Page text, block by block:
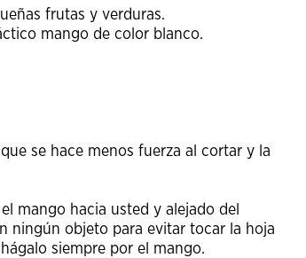
frutas y verduras.
mango de color blanco.
se hace menos fuerza al cortar y la
mango hacia usted y alejado del
ningún objeto para evitar tocar la hoja
siempre por el mango.